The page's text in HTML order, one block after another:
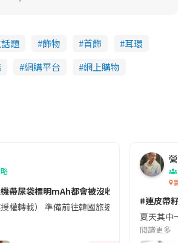
題 飾物 首飾
耳環
網購平台
網上購物
帶尿袋標明mAh都會被沒收😱出發前切記檢查
授權轉載） 準備前往韓國旅遊的民眾，近期要
營養
香港
#連皮帶籽
夏天其中一
閱讀更多